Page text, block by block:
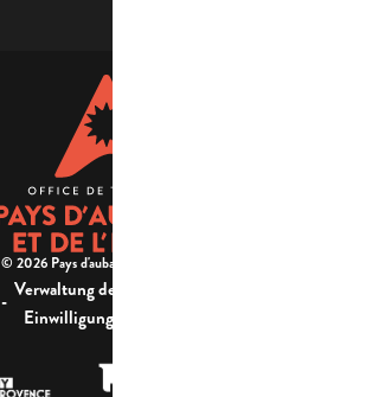
© 2026 Pays d'aubagne et de l'étoile -
- Verwaltung der
Einwilligung